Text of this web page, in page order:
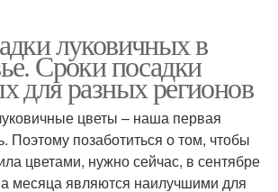
луковичных в
Сроки посадки
для разных регионов
цветы – наша первая
Поэтому позаботиться о том, чтобы
цветами, нужно сейчас, в сентябре
месяца являются наилучшими для